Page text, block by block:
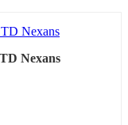
Nexans